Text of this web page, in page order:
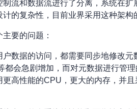
流和数据流进行了分离，系统在
的复杂性，目前业界采用这种架构
要的问题：
数据的访问，都需要同步地修改
会急剧增加，而对元数据进行管
高性能的CPU，更大的内存，并